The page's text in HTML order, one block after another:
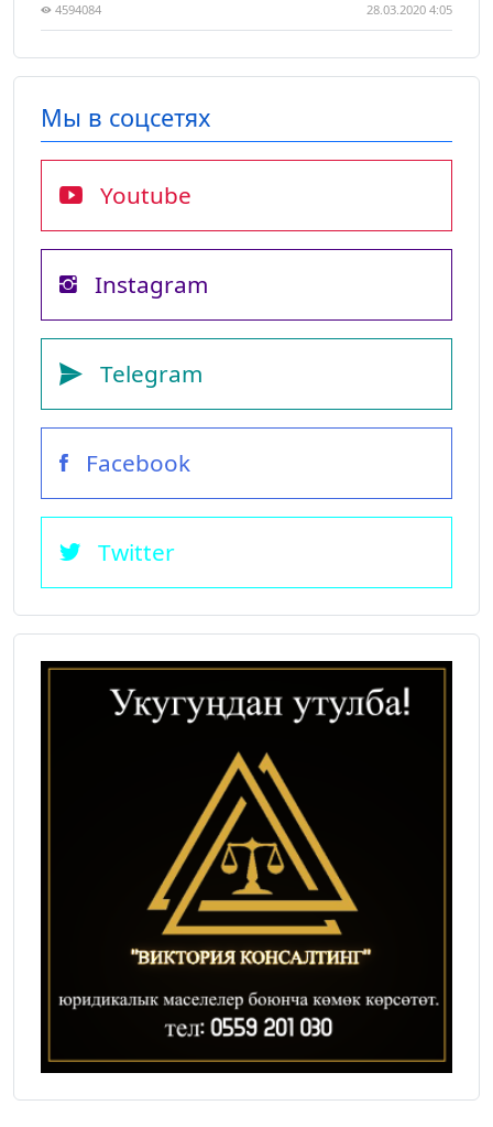
4594084 28.03.2020 4:05
Мы в соцсетях
Youtube
Instagram
Telegram
Facebook
Twitter